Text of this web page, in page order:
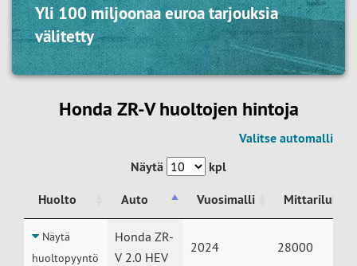
Yli 100 miljoonaa euroa tarjouksia
välitetty
Honda ZR-V huoltojen hintoja
Valitse automalli
Näytä
kpl
Huolto
Auto Vuosimalli
Huolto
Auto
Näytä
huoltopyyntö
Honda ZR-
V 2.0 HEV
2024 28000